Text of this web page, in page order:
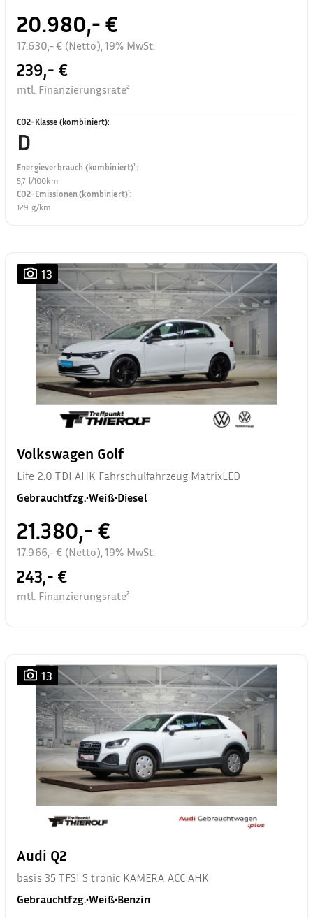
20.980,- €
17.630,- € (Netto), 19% MwSt.
239,- €
mtl. Finanzierungsrate²
CO2-Klasse (kombiniert):
D
Energieverbrauch (kombiniert)¹:
5,7 l/100km
CO2-Emissionen (kombiniert)¹:
129 g/km
13
Volkswagen Golf
Life 2.0 TDI AHK Fahrschulfahrzeug MatrixLED
Gebrauchtfzg.•Weiß•Diesel
21.380,- €
17.966,- € (Netto), 19% MwSt.
243,- €
mtl. Finanzierungsrate²
13
Audi Q2
basis 35 TFSI S tronic KAMERA ACC AHK
Gebrauchtfzg.•Weiß•Benzin